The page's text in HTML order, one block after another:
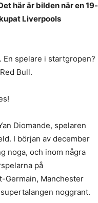
här är bilden när en 19-
Liverpools
En spelare i startgropen?
Bull.
Diomande, spelaren
I början av december
noga, och inom några
på
Germain, Manchester
noggrant.